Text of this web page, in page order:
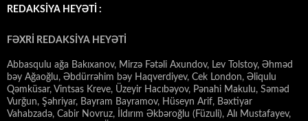
REDAKSİYA HEYƏTİ :
FƏXRİ REDAKSİYA HEYƏTİ
Abbasqulu ağa Bakıxanov, Mirzə Fətəli Axundov, Lev Tolstoy, Əhməd
bəy Ağaoğlu, Əbdürrəhim bəy Haqverdiyev, Cek London, Əliqulu
Qəmküsar, Vintsas Kreve, Üzeyir Hacıbəyov, Pənahi Makulu, Səməd
Vurğun, Şəhriyar, Bayram Bayramov, Hüseyn Arif, Bəxtiyar
Vahabzadə, Cabir Novruz, İldırım Əkbəroğlu (Füzuli), Alı Mustafayev,